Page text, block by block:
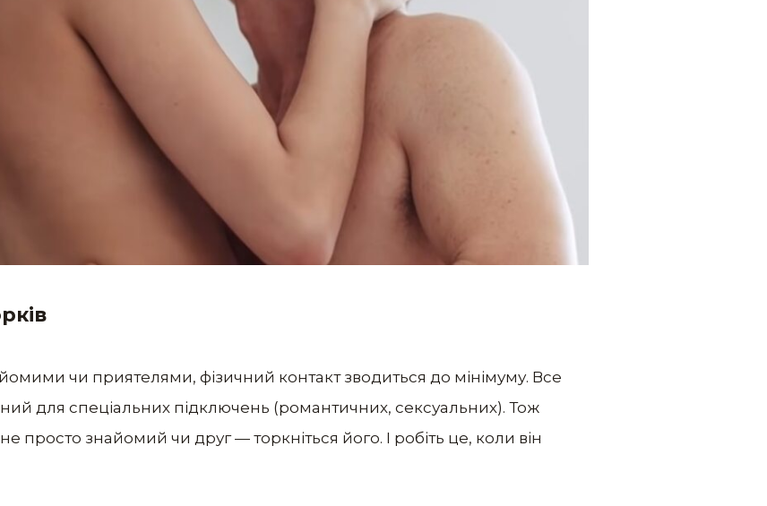
чи приятелями, фізичний контакт зводиться до мінімуму. Все
для спеціальних підключень (романтичних, сексуальних). Тож
просто знайомий чи друг — торкніться його. І робіть це, коли він